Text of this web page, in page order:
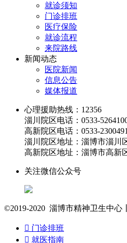
就诊须知
门诊排班
医疗保险
就诊流程
来院路线
新闻动态
医院新闻
信息公告
媒体报道
心理援助热线：12356
淄川院区电话：0533-
高新院区电话：0533-2300491
淄川院区地址：淄博市淄川
高新院区地址：淄博市高新
关注微信公众号
©2019-2020 淄博市精神卫生中心
 门诊排班
 就医指南